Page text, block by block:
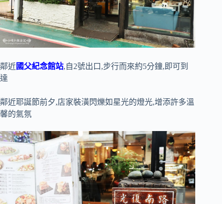
鄰近國父紀念館站,自2號出口,步行而來約5分鐘,即可到
達
鄰近耶誕節前夕,店家裝潢閃爍如星光的燈光,增添許多溫
馨的氣氛